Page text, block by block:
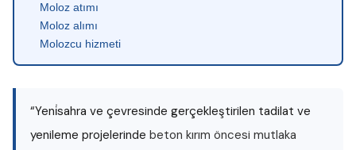
Moloz atımı
Moloz alımı
Molozcu hizmeti
“Yeni̇sahra ve çevresinde gerçekleştirilen tadilat ve
yenileme projelerinde beton kırım öncesi mutlaka